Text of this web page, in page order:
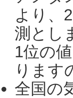
より、
測とし
1位の
ります
全国の